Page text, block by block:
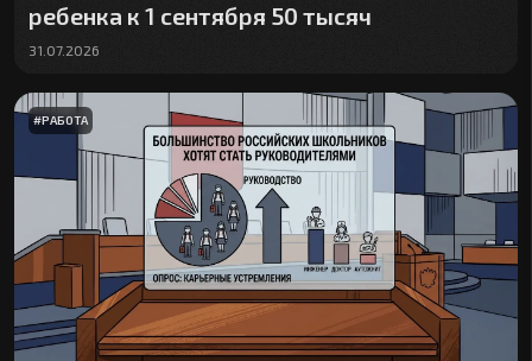
ребенка к 1 сентября 50 тысяч
31.07.2026
#РАБОТА